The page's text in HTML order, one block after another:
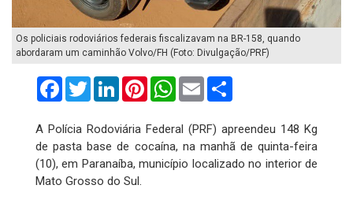
Os policiais rodoviários federais fiscalizavam na BR-158, quando
abordaram um caminhão Volvo/FH (Foto: Divulgação/PRF)
FacebookTwitterLinkedInPinterestWhatsApp
Email
A Polícia Rodoviária Federal (PRF) apreendeu 148 Kg
de pasta base de cocaína, na manhã de quinta-feira
(10), em Paranaíba, município localizado no interior de
Mato Grosso do Sul.